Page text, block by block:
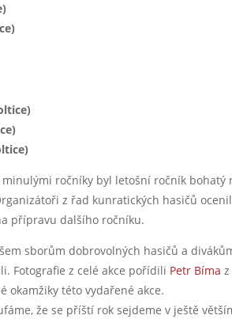
ročníky byl letošní ročník bohatý
z řad kunratických hasičů
přípravu dalšího ročníku.
sborům dobrovolných hasičů a
Fotografie z celé akce pořídili Petr Bíma
okamžiky této vydařené akce.
že se příští rok sejdeme v ještě